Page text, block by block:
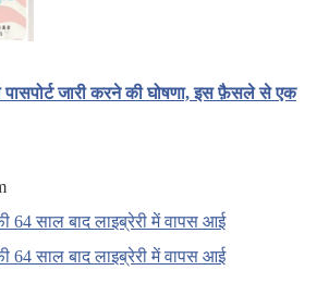
जारी करने की घोषणा, इस फ़ैसले से एक